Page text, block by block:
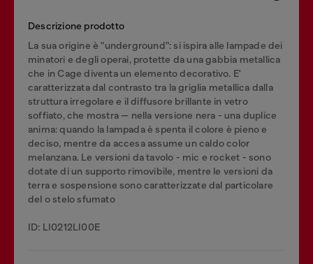
Descrizione prodotto
La sua origine è "underground": si ispira alle lampade dei
minatori e degli operai, protette da una gabbia metallica
che in Cage diventa un elemento decorativo. E'
caratterizzata dal contrasto tra la griglia metallica dalla
struttura irregolare e il diffusore brillante in vetro
soffiato, che mostra — nella versione nera - una duplice
anima: quando la lampada è spenta il colore è pieno e
deciso, mentre da accesa assume un caldo color
melanzana. Le versioni da tavolo - mic e rocket - sono
dotate di un supporto rimovibile, mentre le versioni da
terra e sospensione sono caratterizzate dal particolare
del o stelo sfumato
ID: LI0212LI00E